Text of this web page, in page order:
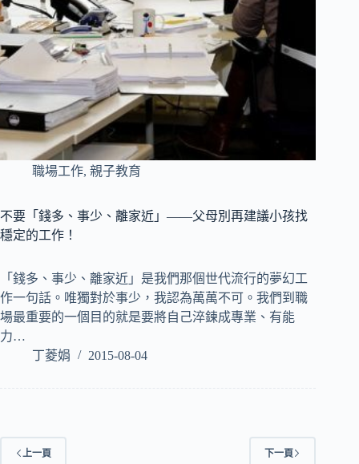
職場工作, 親子教育
不要「錢多、事少、離家近」——父母別再建議小孩找
穩定的工作！
「錢多、事少、離家近」是我們那個世代流行的夢幻工
作一句話。唯獨對於事少，我認為萬萬不可。我們到職
場最重要的一個目的就是要將自己淬鍊成專業、有能
力…
丁菱娟
2015-08-04
上一頁 下一頁